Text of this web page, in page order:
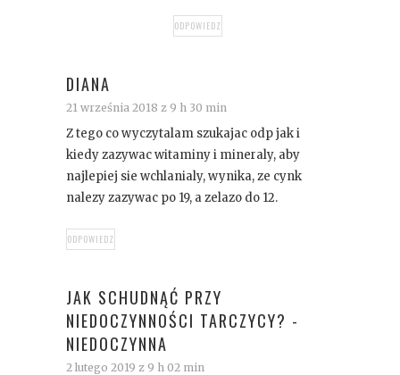
ODPOWIEDZ
DIANA
21 września 2018 z 9 h 30 min
Z tego co wyczytalam szukajac odp jak i
kiedy zazywac witaminy i mineraly, aby
najlepiej sie wchlanialy, wynika, ze cynk
nalezy zazywac po 19, a zelazo do 12.
ODPOWIEDZ
JAK SCHUDNĄĆ PRZY
NIEDOCZYNNOŚCI TARCZYCY? -
NIEDOCZYNNA
2 lutego 2019 z 9 h 02 min